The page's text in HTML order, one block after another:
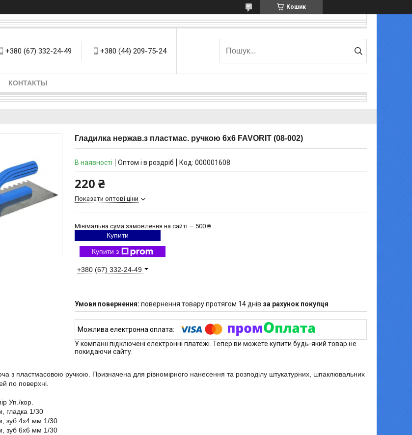
Кошик
+380 (67) 332-24-49 +380 (44) 209-75-24
КОНТАКТЫ
Гладилка нержав.з пластмас. ручкою 6х6 FAVORIT (08-002)
В наявності Оптом і в роздріб Код: 000001608
220 ₴
Показати оптові ціни
Мінімальна сума замовлення на сайті — 500 ₴
Купити
Купити з
+380 (67) 332-24-49
повернення товару протягом 14 днів за рахунок покупця
У компанії підключені електронні платежі. Тепер ви можете купити будь-який товар не
покидаючи сайту.
з пластмасовою ручкою. Призначена для рівномірного нанесення та розподілу штукатурних, шпаклювальних
по поверхні.
Уп./кор.
гладка 1/30
зуб 4x4 мм 1/30
зуб 6x6 мм 1/30